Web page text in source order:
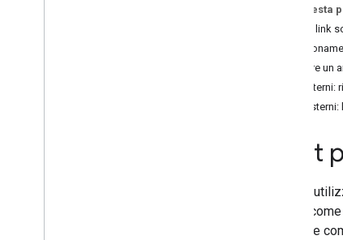
Su questa
Creare link
Scrivere un
Link
Link
Best
Google
Scopri
pagina, e